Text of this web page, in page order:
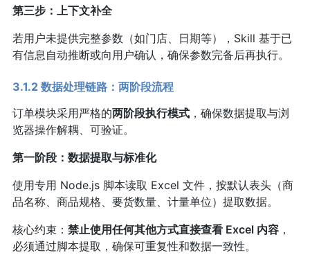
第三步：上下文补全
若用户未提供完整参数（如门店、日期等），Skill 基于已
有信息自动推断或向用户确认，确保参数完备后再执行。
3.1.2 数据处理链路：两阶段流程
订单模块采用严格的两阶段执行模式，确保数据提取与浏
览器操作解耦、可验证。
第一阶段：数据提取与标准化
使用专用 Node.js 脚本读取 Excel 文件，按默认表头（商
品名称、商品规格、要货数量、计量单位）提取数据。
核心约束： 禁止使用任何其他方式直接查看 Excel 内容，
必须通过脚本提取，确保可重复性和数据一致性。